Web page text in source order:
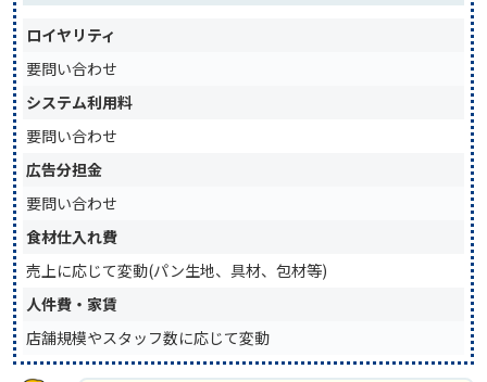
ロイヤリティ
要問い合わせ
システム利用料
要問い合わせ
広告分担金
要問い合わせ
食材仕入れ費
売上に応じて変動(パン生地、具材、包材等)
人件費・家賃
店舗規模やスタッフ数に応じて変動